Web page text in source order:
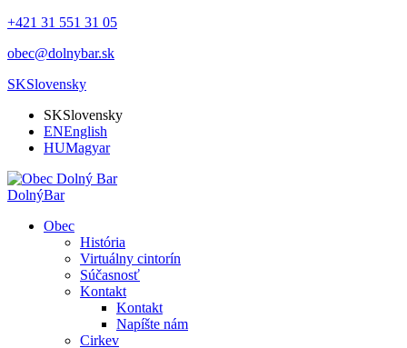
+421 31 551 31 05
obec@dolnybar.sk
SKSlovensky
SKSlovensky
ENEnglish
HUMagyar
DolnýBar
Obec
História
Virtuálny cintorín
Súčasnosť
Kontakt
Kontakt
Napíšte nám
Cirkev